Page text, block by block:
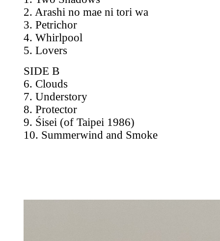
2. Arashi no mae ni tori wa
3. Petrichor
4. Whirlpool
5. Lovers
SIDE B
6. Clouds
7. Understory
8. Protector
9. Śisei (of Taipei 1986)
10. Summerwind and Smoke